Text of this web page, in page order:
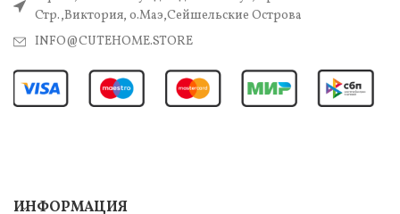
Стр.,Виктория, о.Маэ,Сейшельские Острова
INFO@CUTEHOME.STORE
ИНФОРМАЦИЯ